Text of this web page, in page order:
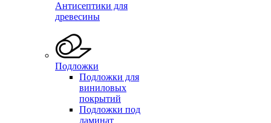
Антисептики для
древесины
Подложки
Подложки для
виниловых
покрытий
Подложки под
ламинат